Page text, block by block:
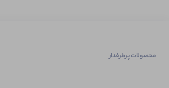
محصولات پرطرفدار